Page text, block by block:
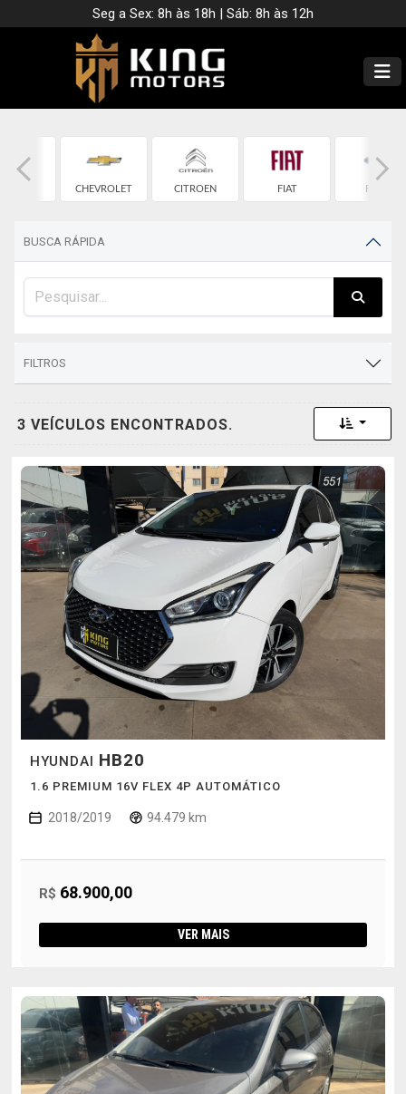
Seg a Sex: 8h às 18h | Sáb: 8h às 12h
CHEVROLET CITROEN FIAT FORD
BUSCA RÁPIDA
FILTROS
3 VEÍCULOS ENCONTRADOS. Toggle
HYUNDAI HB20
1.6 PREMIUM 16V FLEX 4P AUTOMÁTICO
2018/2019 94.479 km
R$ 68.900,00
VER MAIS